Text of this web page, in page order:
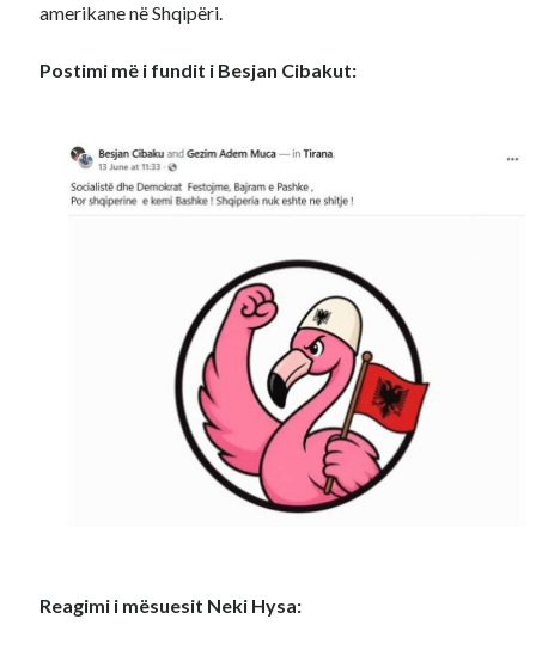
amerikane në Shqipëri.
Postimi më i fundit i Besjan Cibakut:
Reagimi i mësuesit Neki Hysa: